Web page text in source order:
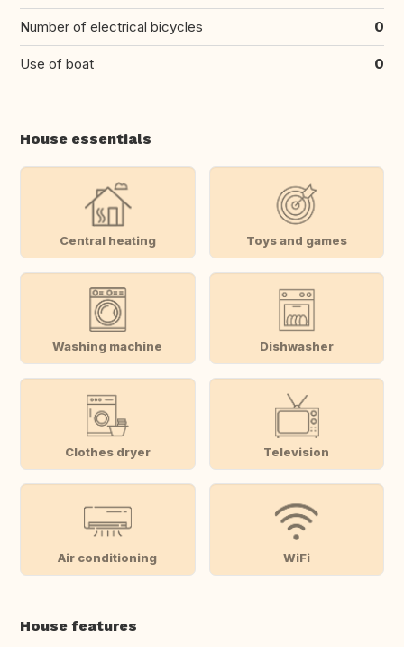
Number of electrical bicycles 0
Use of boat 0
House essentials
Central heating Toys and games
Washing machine Dishwasher
Clothes dryer Television
Air conditioning WiFi
House features